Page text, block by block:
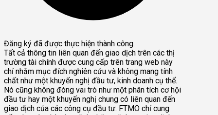
Đăng ký đã được thực hiện thành công.
Tất cả thông tin liên quan đến giao dịch trên các thị
trường tài chính được cung cấp trên trang web này
chỉ nhằm mục đích nghiên cứu và không mang tính
chất như một khuyến nghị đầu tư, kinh doanh cụ thể.
Nó cũng không đóng vai trò như một phân tích cơ hội
đầu tư hay một khuyến nghị chung có liên quan đến
giao dịch của các công cụ đầu tư. FTMO chỉ cung